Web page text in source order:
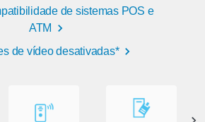
de sistemas POS e
ATM
de vídeo desativadas*